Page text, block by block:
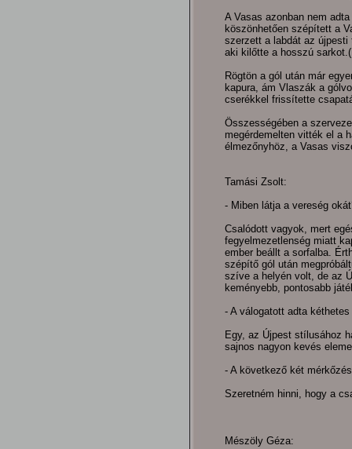
A Vasas azonban nem
köszönhetően szépített a
szerzett a labdát az
aki kilőtte a hosszú
Rögtön a gól után már
kapura, ám Vlaszák a
cserékkel frissítette
Összességében a
megérdemelten vitték el a
élmezőnyhöz, a Vasas
Tamási Zsolt:
- Miben látja a vereség
Csalódott vagyok, mert
fegyelmezetlenség miatt
ember beállt a sorfalba.
szépítő gól után
szíve a helyén volt, de az
keményebb, pontosabb
- A válogatott adta
Egy, az Újpest stílusához
sajnos nagyon kevés
- A következő két
Szeretném hinni, hogy a
Mészöly Géza: